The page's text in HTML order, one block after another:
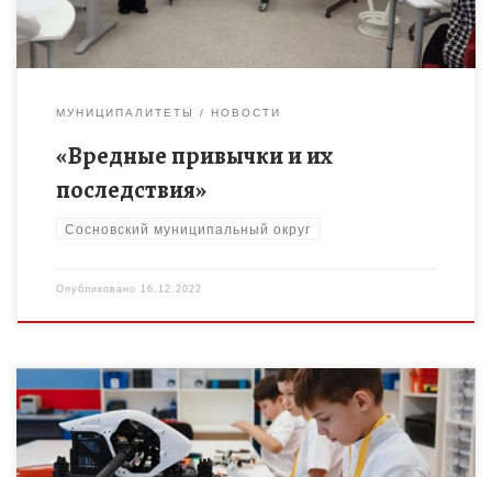
МУНИЦИПАЛИТЕТЫ НОВОСТИ
«Вредные привычки и их
последствия»
Сосновский муниципальный округ
Опубликовано 16.12.2022
В 2023 году в Тамбовской области благодаря федеральному